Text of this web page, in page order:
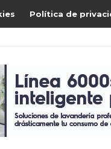
Política de